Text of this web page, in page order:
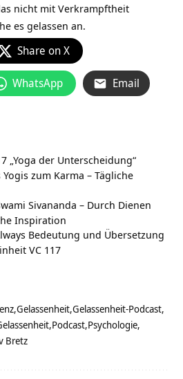
nicht mit Verkrampftheit
es gelassen an.
Share on X
WhatsApp Email
„Yoga der Unterscheidung“
zum Karma – Tägliche
Sivananda – Durch Dienen
Inspiration
Bedeutung und Übersetzung
VC 117
Gelassenheit Gelassenheit-Podcast
Podcast Psychologie
Bretz